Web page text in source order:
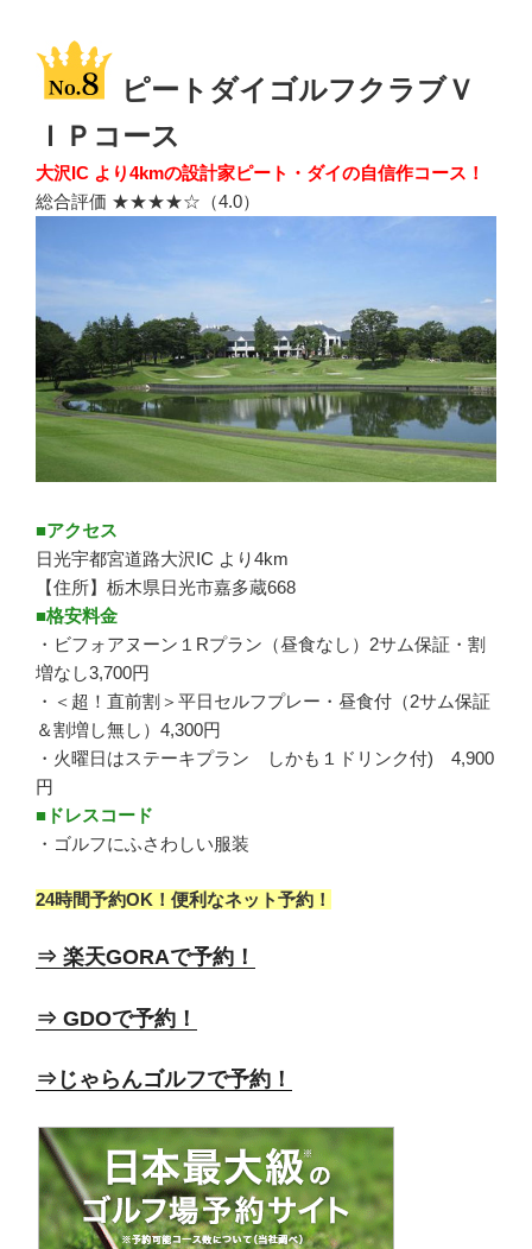
ピートダイゴルフクラブＶ
ＩＰコース
大沢IC より4kmの設計家ピート・ダイの自信作コース！
総合評価 ★★★★☆（4.0）
■アクセス
日光宇都宮道路大沢IC より4km
【住所】栃木県日光市嘉多蔵668
■格安料金
・ビフォアヌーン１Rプラン（昼食なし）2サム保証・割
増なし3,700円
・＜超！直前割＞平日セルフプレー・昼食付（2サム保証
＆割増し無し）4,300円
・火曜日はステーキプラン しかも１ドリンク付) 4,900
円
■ドレスコード
・ゴルフにふさわしい服装
24時間予約OK！便利なネット予約！
⇒ 楽天GORAで予約！
⇒ GDOで予約！
⇒じゃらんゴルフで予約！